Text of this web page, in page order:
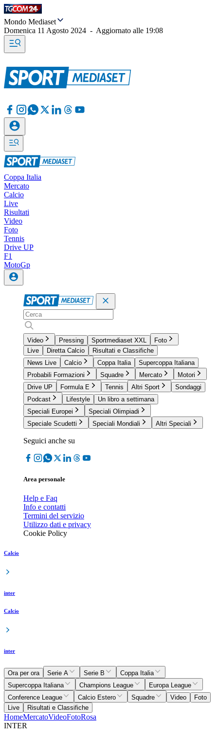
Mondo Mediaset
Domenica 11 Agosto 2024 - Aggiornato alle 19:08
Coppa Italia
Mercato
Calcio
Live
Risultati
Video
Foto
Tennis
Drive UP
F1
MotoGp
Video Pressing Sportmediaset XXL
Foto
Live
Diretta Calcio
Risultati e Classifiche
News Live
Calcio Coppa Italia
Supercoppa Italiana
Probabili Formazioni
Squadre Mercato
Motori
Drive UP
Formula E Tennis Altri Sport
Sondaggi
Podcast
Lifestyle
Un libro a settimana
Speciali Europei
Speciali Olimpiadi
Speciale Scudetti
Speciali Mondiali Altri Speciali
Seguici anche su
Area personale
Help e Faq
Info e contatti
Termini del servizio
Utilizzo dati e privacy
Cookie Policy
Calcio
inter
Calcio
inter
Ora per ora Serie A Serie B
Coppa Italia
Supercoppa Italiana
Champions League
Europa League
Conference League
Calcio Estero Squadre Video
Foto
Live
Risultati e Classifiche
HomeMercatoVideoFotoRosa
INTER